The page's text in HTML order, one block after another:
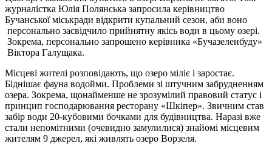
журналістка Юлія Полянська запросила керівництво
Бучанської міськради відкрити купальний сезон, аби воно
персонально засвідчило прийнятну якісь води в цьому озері.
Зокрема, персонально запрошено керівника «Бучазеленбуду»
Віктора Галущака.
Місцеві жителі розповідають, що озеро міліє і заростає.
Біднішає фауна водойми. Проблеми зі штучним забрудненням
озера. Зокрема, щонайменше не зрозумілий правовий статус і
принцип господарювання ресторану «Шкіпер». Звичним став
забір води 20-кубовими бочками для будівництва. Наразі вже
стали непомітними (очевидно замулилися) знайомі місцевим
жителям 9 джерел, які живлять озеро Ворзеля.